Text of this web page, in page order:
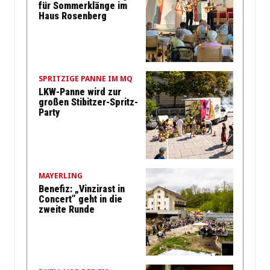
für Sommerklänge im
Haus Rosenberg
SPRITZIGE PANNE IM MQ
LKW-Panne wird zur
großen Stibitzer-Spritz-
Party
MAYERLING
Benefiz: „Vinzirast in
Concert” geht in die
zweite Runde